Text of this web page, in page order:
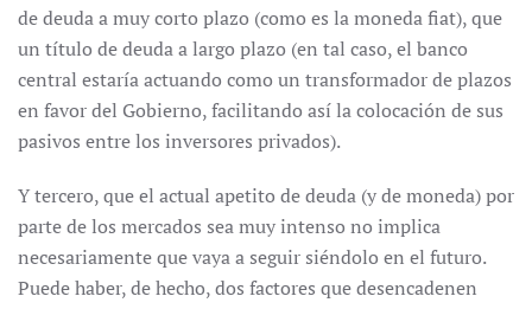
de deuda a muy corto plazo (como es la moneda fiat), que
un título de deuda a largo plazo (en tal caso, el banco
central estaría actuando como un transformador de plazos
en favor del Gobierno, facilitando así la colocación de sus
pasivos entre los inversores privados).
Y tercero, que el actual apetito de deuda (y de moneda) por
parte de los mercados sea muy intenso no implica
necesariamente que vaya a seguir siéndolo en el futuro.
Puede haber, de hecho, dos factores que desencadenen